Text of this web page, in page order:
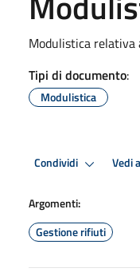
Modulistica
Tipi di documento:
Modulistica
Condividi Vedi
Argomenti:
Gestione rifiuti